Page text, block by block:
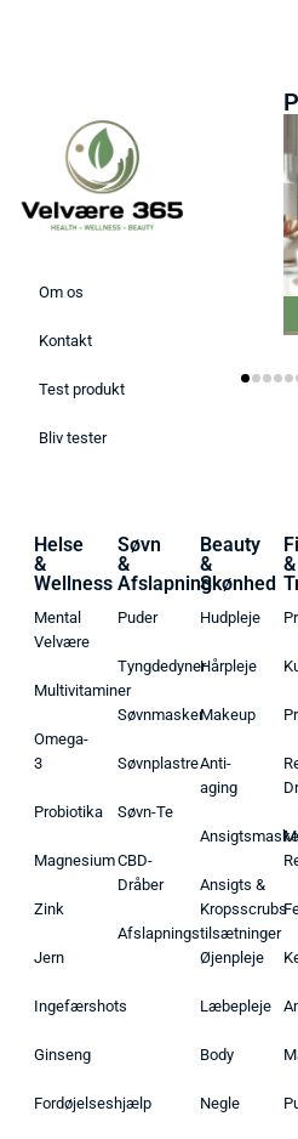
Om os
Kontakt
Test produkt
Bliv tester
Helse
&
Wellness
Mental
Velvære
Multivitaminer
Omega-
3
Probiotika
Magnesium
Zink
Jern
Ingefærshots
Ginseng
Fordøjelseshjælp
Søvn
&
Afslapning
Puder
Tyngdedyner
Søvnmasker
Søvnplastre
Søvn-Te
CBD-
Dråber
Afslapningstilsætninger
Beauty
&
Skønhed
Hudpleje
Hårpleje
Makeup
Anti-
aging
Ansigts &
Kropsscrubs
Øjenpleje
Læbepleje
Body
Negle
&